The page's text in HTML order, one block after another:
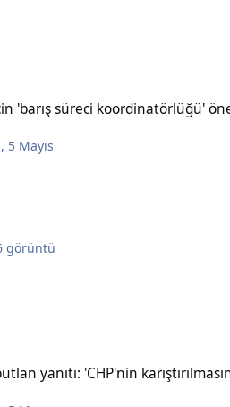
'barış süreci koordinatörlüğü'
, 5 Mayıs
görüntü
yanıtı: 'CHP'nin